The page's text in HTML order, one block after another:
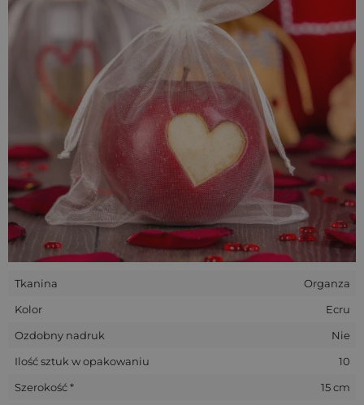
Masz problem z pakowaniem prezentów o niestandardowych
Woreczki z organzy 15 x 20 cm
w kolorze ecru
to proste i stylowe rozwiązanie. Ten uniwersalny rozmiar
świetnie sprawdzi się w przypadku średniej wielkości
upominków, zestawów kosmetyków czy produktów
rzemieślniczych
. Ciepły odcień ecru jest niezwykle elegancki
i pasuje na każdą okazję, od urodzin po prezenty firmowe.
Dlaczego ecru to dobry wybór?
Ecru, czyli ciepły odcień bieli, to bezpieczna i stylowa opcja.
W przeciwieństwie do czystej bieli jest bardziej stonowany i
naturalny, dzięki czemu
woreczki na prezenty z organzyw
tym odcieniu sprawdzają się przy różnych okazjach i
rodzajach upominków.
Uniwersalność: Pasuje zarówno do stylu rustykalnego i
boho, jak i do klasycznych aranżacji.
Elegancja:
Kojarzy się z dobrym smakiem i estetyką
ozdób w wielu kolorach.
Tkanina
Organza
Kolor
Ecru
Ozdobny nadruk
Nie
Ilość sztuk w opakowaniu
10
Szerokość *
15 cm